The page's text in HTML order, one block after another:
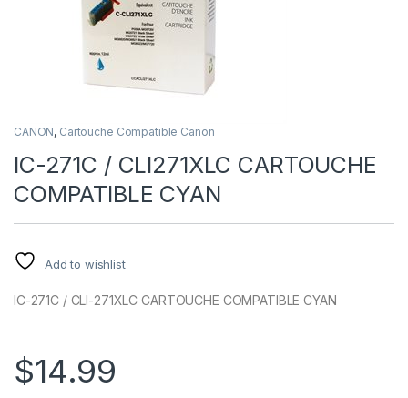
CANON, Cartouche Compatible Canon
IC-271C / CLI271XLC CARTOUCHE
COMPATIBLE CYAN
Add to wishlist
IC-271C / CLI-271XLC CARTOUCHE COMPATIBLE CYAN
$14.99